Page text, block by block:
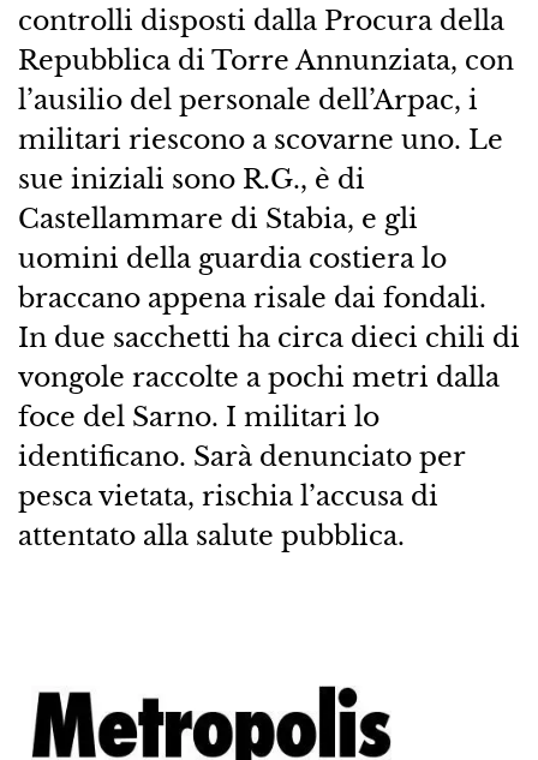
controlli disposti dalla Procura della
Repubblica di Torre Annunziata, con
l’ausilio del personale dell’Arpac, i
militari riescono a scovarne uno. Le
sue iniziali sono R.G., è di
Castellammare di Stabia, e gli
uomini della guardia costiera lo
braccano appena risale dai fondali.
In due sacchetti ha circa dieci chili di
vongole raccolte a pochi metri dalla
foce del Sarno. I militari lo
identificano. Sarà denunciato per
pesca vietata, rischia l’accusa di
attentato alla salute pubblica.